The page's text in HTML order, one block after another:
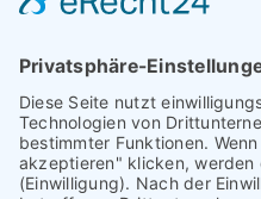
Antrag auf Erstattung von
Interner L-S-
Antrag auf Freistellung
Antrag für
(ab Jg. 9)